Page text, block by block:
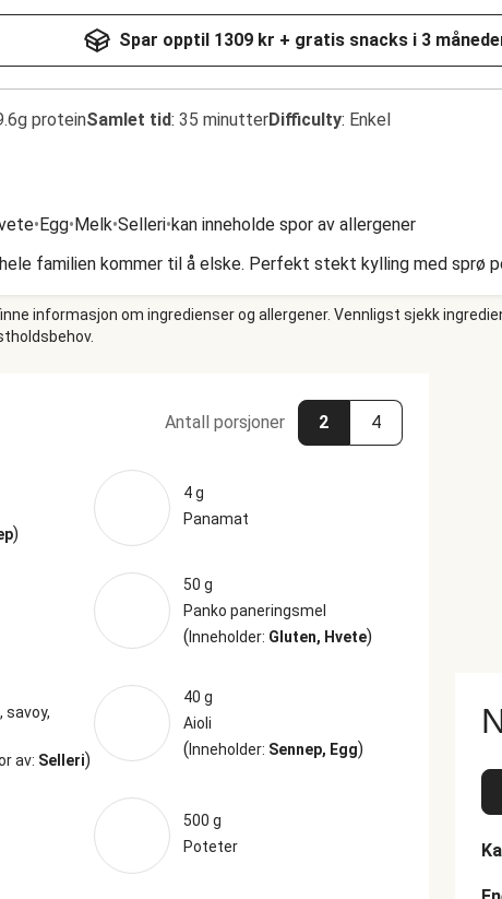
Spar opptil 1309 kr + gratis snacks i 3
proteinSamlet tid: 35 minutterDifficulty: Enkel
•Egg•Melk•Selleri•kan inneholde spor av allergener
familien kommer til å elske. Perfekt stekt kylling med sprø
informasjon om ingredienser og allergener. Vennligst sjekk
Antall porsjoner 2 4
)
4 g
Panamat
50 g
Panko paneringsmel
(Inneholder: Gluten, Hvete)
savoy,
av: Selleri)
40 g
Aioli
(Inneholder: Sennep, Egg)
500 g
Poteter